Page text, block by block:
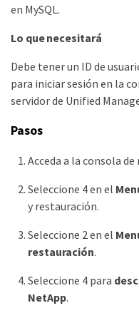
en MySQL.
Lo que necesitará
Debe tener un ID de
para iniciar sesión en la
servidor de Unified
Pasos
Acceda a la consola
Seleccione 4 en el
y restauración.
Seleccione 2 en el
restauración.
Seleccione 4 para
NetApp.